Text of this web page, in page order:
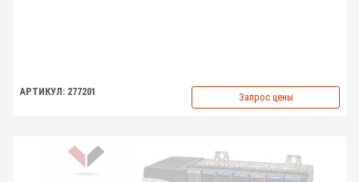
АРТИКУЛ: 277201 Запрос цены